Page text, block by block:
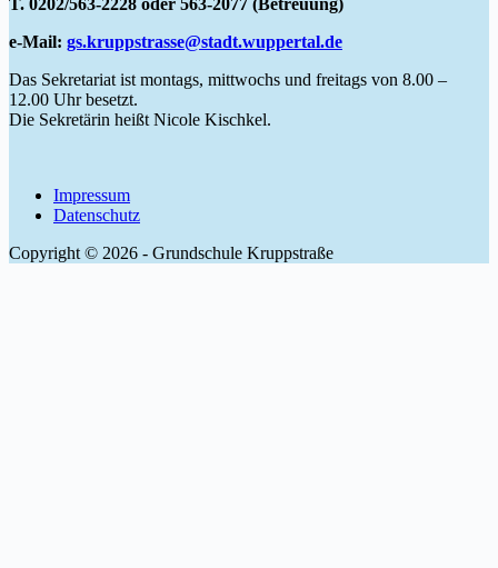
e-Mail: gs.kruppstrasse@stadt.wuppertal.de
Das Sekretariat ist montags, mittwochs und freitags von 8.00 –
12.00 Uhr besetzt.
Die Sekretärin heißt Nicole Kischkel.
Impressum
Datenschutz
Copyright © 2026 - Grundschule Kruppstraße